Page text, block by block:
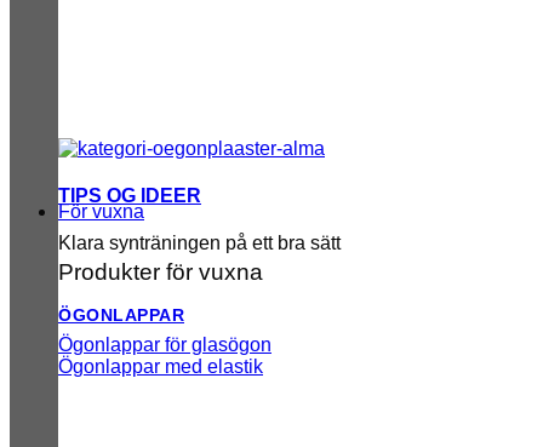
TIPS OG IDEER
Klara synträningen på ett bra sätt
För vuxna
Produkter för vuxna
ÖGONLAPPAR
Ögonlappar för glasögon
Ögonlappar med elastik